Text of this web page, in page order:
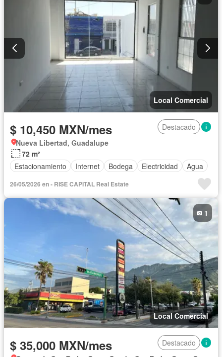
Local Comercial
$ 10,450 MXN/mes
Destacado
Nueva Libertad, Guadalupe
72 m²
Estacionamiento
Internet Bodega Electricidad Agua
26/05/2026 en - RISE CAPITAL Real Estate
Local Comercial
1
$ 35,000 MXN/mes
Destacado